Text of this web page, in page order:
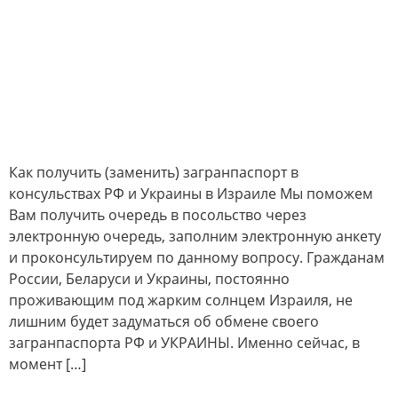
Как получить (заменить) загранпаспорт в
консульствах РФ и Украины в Израиле Мы поможем
Вам получить очередь в посольство через
электронную очередь, заполним электронную анкету
и проконсультируем по данному вопросу. Гражданам
России, Беларуси и Украины, постоянно
проживающим под жарким солнцем Израиля, не
лишним будет задуматься об обмене своего
загранпаспорта РФ и УКРАИНЫ. Именно сейчас, в
момент […]